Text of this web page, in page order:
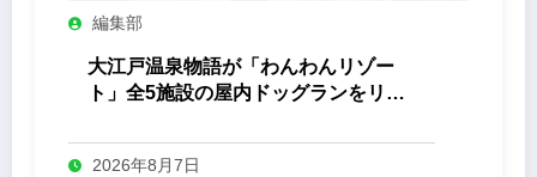
編集部
大江戸温泉物語が「わんわんリゾー
ト」全5施設の屋内ドッグランをリニ
2026年8月7日